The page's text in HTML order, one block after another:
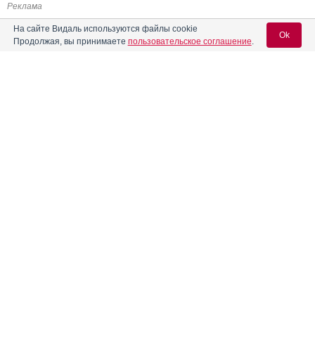
Реклама
На сайте Видаль используются файлы cookie
Продолжая, вы принимаете пользовательское соглашение.
Ok